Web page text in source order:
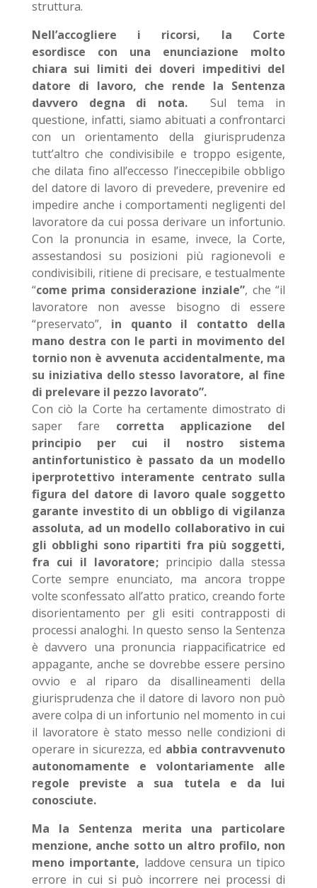
struttura.
Nell’accogliere i ricorsi, la Corte
esordisce con una enunciazione molto
chiara sui limiti dei doveri impeditivi del
datore di lavoro, che rende la Sentenza
davvero degna di nota. Sul tema in
questione, infatti, siamo abituati a confrontarci
con un orientamento della giurisprudenza
tutt’altro che condivisibile e troppo esigente,
che dilata fino all’eccesso l’ineccepibile obbligo
del datore di lavoro di prevedere, prevenire ed
impedire anche i comportamenti negligenti del
lavoratore da cui possa derivare un infortunio.
Con la pronuncia in esame, invece, la Corte,
assestandosi su posizioni più ragionevoli e
condivisibili, ritiene di precisare, e testualmente
“come prima considerazione inziale”, che “il
lavoratore non avesse bisogno di essere
“preservato”, in quanto il contatto della
mano destra con le parti in movimento del
tornio non è avvenuta accidentalmente, ma
su iniziativa dello stesso lavoratore, al fine
di prelevare il pezzo lavorato”.
Con ciò la Corte ha certamente dimostrato di
saper fare corretta applicazione del
principio per cui il nostro sistema
antinfortunistico è passato da un modello
iperprotettivo interamente centrato sulla
figura del datore di lavoro quale soggetto
garante investito di un obbligo di vigilanza
assoluta, ad un modello collaborativo in cui
gli obblighi sono ripartiti fra più soggetti,
fra cui il lavoratore; principio dalla stessa
Corte sempre enunciato, ma ancora troppe
volte sconfessato all’atto pratico, creando forte
disorientamento per gli esiti contrapposti di
processi analoghi. In questo senso la Sentenza
è davvero una pronuncia riappacificatrice ed
appagante, anche se dovrebbe essere persino
ovvio e al riparo da disallineamenti della
giurisprudenza che il datore di lavoro non può
avere colpa di un infortunio nel momento in cui
il lavoratore è stato messo nelle condizioni di
operare in sicurezza, ed abbia contravvenuto
autonomamente e volontariamente alle
regole previste a sua tutela e da lui
conosciute.
Ma la Sentenza merita una particolare
menzione, anche sotto un altro profilo, non
meno importante, laddove censura un tipico
errore in cui si può incorrere nei processi di